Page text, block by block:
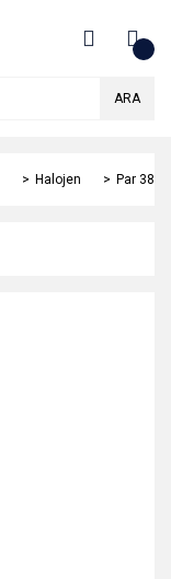
ARA
Halojen Par 38